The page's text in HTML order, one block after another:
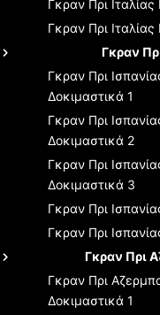
Γκραν Πρι Ιταλίας
Γκραν Πρι Ιταλίας
Γκραν
Γκραν Πρι
Δοκιμαστικά 1
Γκραν Πρι
Δοκιμαστικά 2
Γκραν Πρι
Δοκιμαστικά 3
Γκραν Πρι
Γκραν Πρι
Γκραν Πρι
Γκραν Πρι
Δοκιμαστικά 1